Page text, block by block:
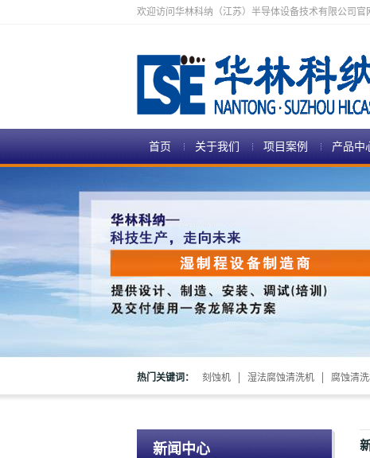
欢迎访问华林科纳（江苏）半导体设备技术有限公司官
首页 关于我们 项目案例 产品中
热门关键词： 刻蚀机 湿法腐蚀清洗机 腐蚀清
新闻中心